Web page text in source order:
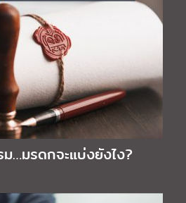
…มรดกจะแบ่งยังไง?